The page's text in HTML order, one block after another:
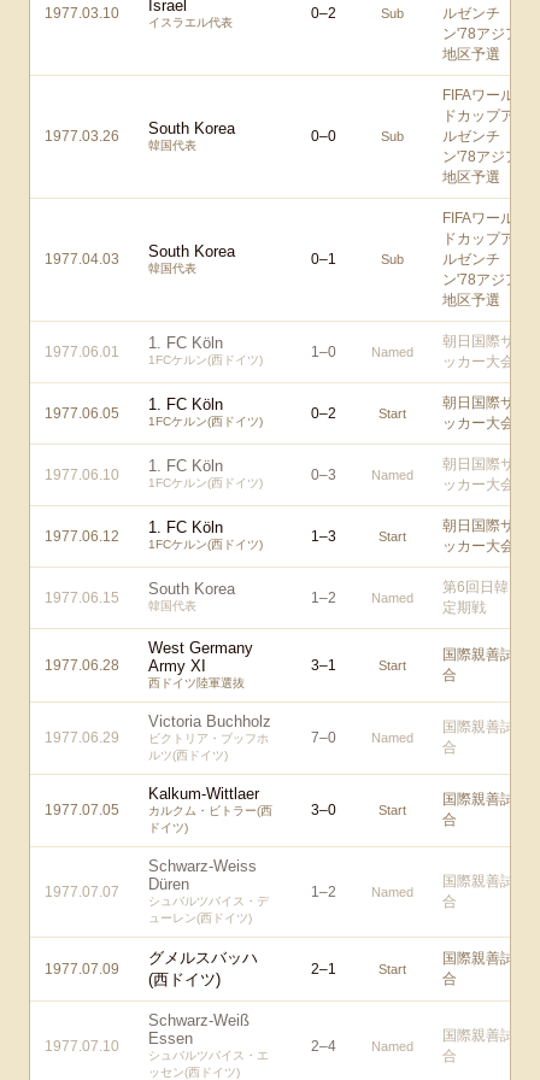
1977.03.10 Israel
イスラエル代表
0–2 Sub
ルゼンチ
ン'78アジア
地区予選
1977.03.26 South Korea
韓国代表
0–0 Sub
FIFAワール
ドカップア
ルゼンチ
ン'78アジア
地区予選
1977.04.03 South Korea
韓国代表
0–1 Sub
FIFAワール
ドカップア
ルゼンチ
ン'78アジア
地区予選
1977.06.01 1. FC Köln
1FCケルン(西ドイツ) 1–0 Named
朝日国際サ
ッカー大会
1977.06.05 1. FC Köln
1FCケルン(西ドイツ) 0–2 Start
朝日国際サ
ッカー大会
1977.06.10 1. FC Köln
1FCケルン(西ドイツ) 0–3 Named
朝日国際サ
ッカー大会
1977.06.12 1. FC Köln
1FCケルン(西ドイツ) 1–3 Start
朝日国際サ
ッカー大会
1977.06.15 South Korea
韓国代表 1–2 Named
第6回日韓
定期戦
1977.06.28
West Germany
Army XI
西ドイツ陸軍選抜
3–1 Start
国際親善試
合
1977.06.29
Victoria Buchholz
ビクトリア・ブッフホ
ルツ(西ドイツ)
7–0 Named
国際親善試
合
1977.07.05
Kalkum-Wittlaer
カルクム・ビトラー(西
ドイツ)
3–0 Start
国際親善試
合
1977.07.07
Schwarz-Weiss
Düren
シュバルツバイス・デ
ューレン(西ドイツ)
1–2 Named
国際親善試
合
1977.07.09
グメルスバッハ
(西ドイツ)
2–1 Start
国際親善試
合
1977.07.10
Schwarz-Weiß
Essen
シュバルツバイス・エ
ッセン(西ドイツ)
2–4 Named
国際親善試
合